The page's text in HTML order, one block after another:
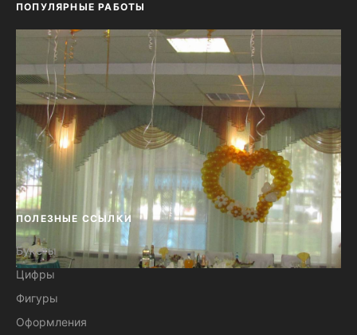
ПОПУЛЯРНЫЕ РАБОТЫ
Оформление шарами свадеб №13
ПОЛЕЗНЫЕ ССЫЛКИ
Букеты
Цифры
Фигуры
Оформления